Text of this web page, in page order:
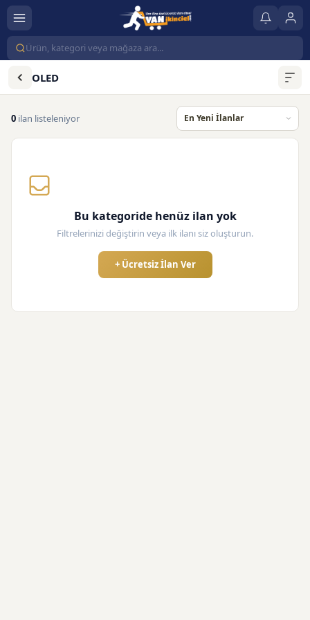
OLED
0 ilan listeleniyor
Bu kategoride henüz ilan yok
Filtrelerinizi değiştirin veya ilk ilanı siz oluşturun.
+ Ücretsiz İlan Ver